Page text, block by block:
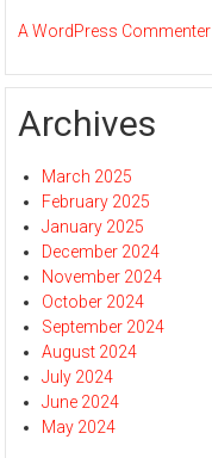
A WordPress Commenter
Archives
March 2025
February 2025
January 2025
December 2024
November 2024
October 2024
September 2024
August 2024
July 2024
June 2024
May 2024